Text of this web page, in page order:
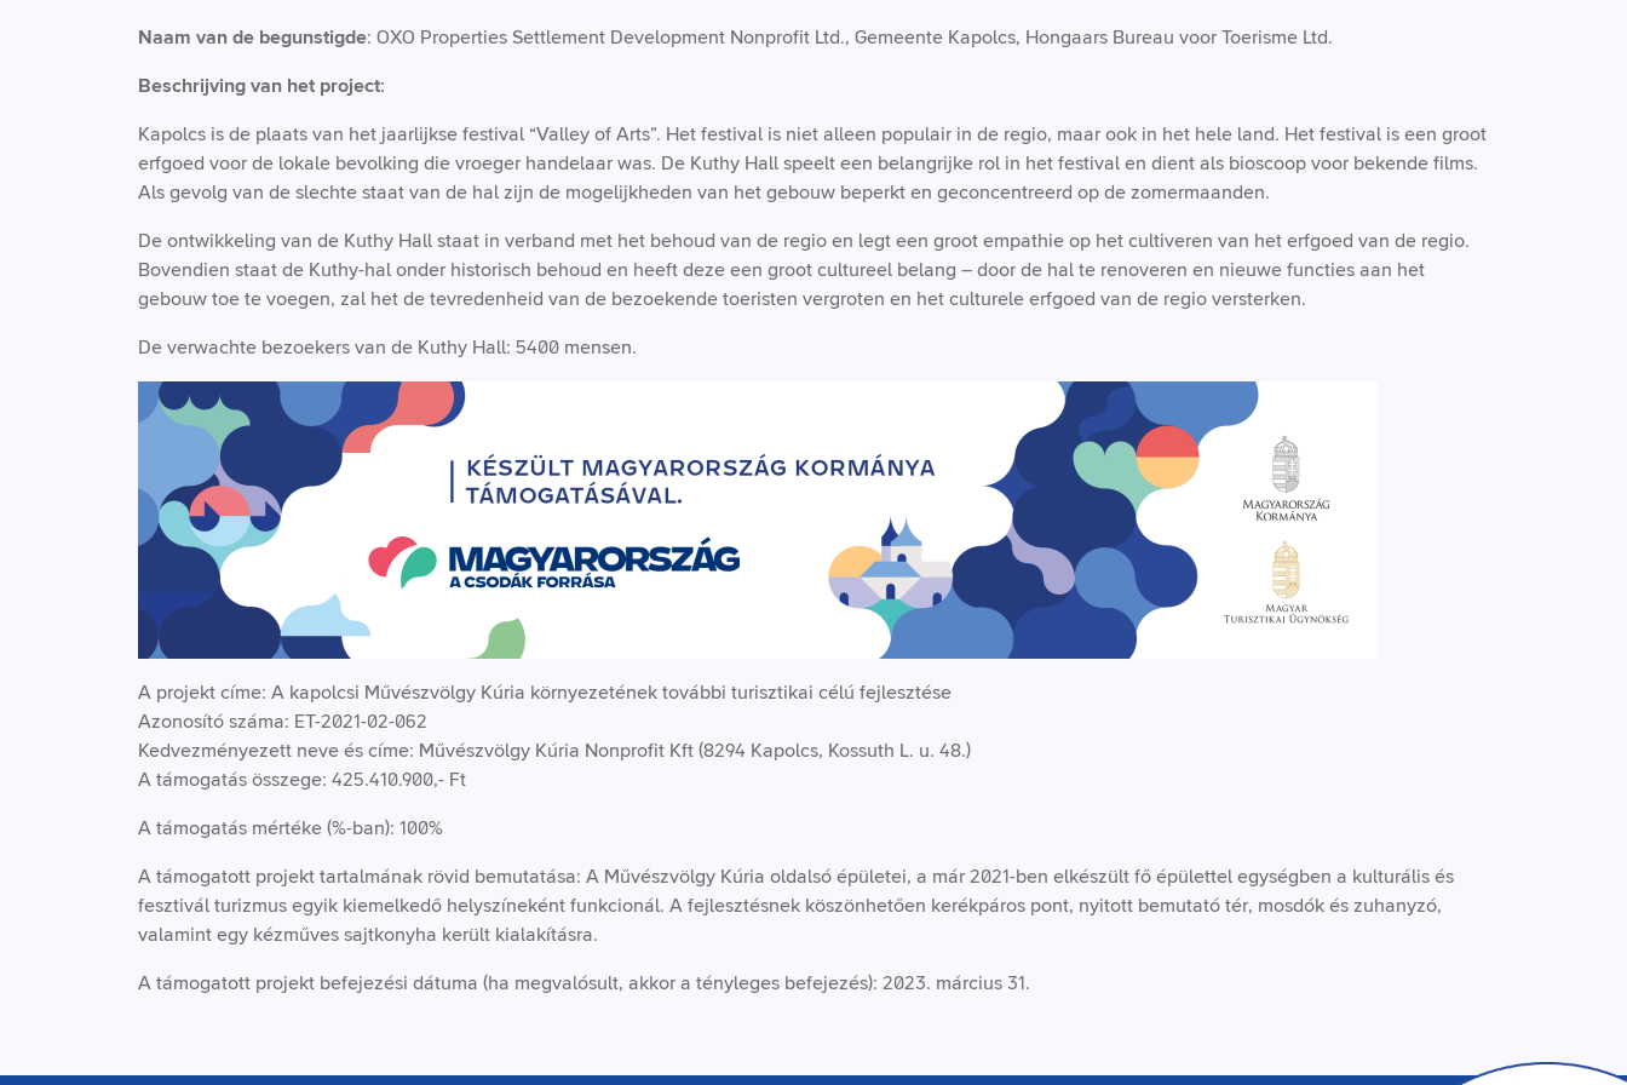
Naam van de begunstigde: OXO Properties Settlement Development Nonprofit Ltd., Gemeente Kapolcs, Hongaars Bureau voor Toerisme Ltd.
Beschrijving van het project:
Kapolcs is de plaats van het jaarlijkse festival “Valley of Arts”. Het festival is niet alleen populair in de regio, maar ook in het hele land. Het festival is een groot
erfgoed voor de lokale bevolking die vroeger handelaar was. De Kuthy Hall speelt een belangrijke rol in het festival en dient als bioscoop voor bekende films.
Als gevolg van de slechte staat van de hal zijn de mogelijkheden van het gebouw beperkt en geconcentreerd op de zomermaanden.
De ontwikkeling van de Kuthy Hall staat in verband met het behoud van de regio en legt een groot empathie op het cultiveren van het erfgoed van de regio.
Bovendien staat de Kuthy-hal onder historisch behoud en heeft deze een groot cultureel belang – door de hal te renoveren en nieuwe functies aan het
gebouw toe te voegen, zal het de tevredenheid van de bezoekende toeristen vergroten en het culturele erfgoed van de regio versterken.
De verwachte bezoekers van de Kuthy Hall: 5400 mensen.
A projekt címe: A kapolcsi Művészvölgy Kúria környezetének további turisztikai célú fejlesztése
Azonosító száma: ET-2021-02-062
Kedvezményezett neve és címe: Művészvölgy Kúria Nonprofit Kft (8294 Kapolcs, Kossuth L. u. 48.)
A támogatás összege: 425.410.900,- Ft
A támogatás mértéke (%-ban): 100%
A támogatott projekt tartalmának rövid bemutatása: A Művészvölgy Kúria oldalsó épületei, a már 2021-ben elkészült fő épülettel egységben a kulturális és
fesztivál turizmus egyik kiemelkedő helyszíneként funkcionál. A fejlesztésnek köszönhetően kerékpáros pont, nyitott bemutató tér, mosdók és zuhanyzó,
valamint egy kézműves sajtkonyha került kialakításra.
A támogatott projekt befejezési dátuma (ha megvalósult, akkor a tényleges befejezés): 2023. március 31.